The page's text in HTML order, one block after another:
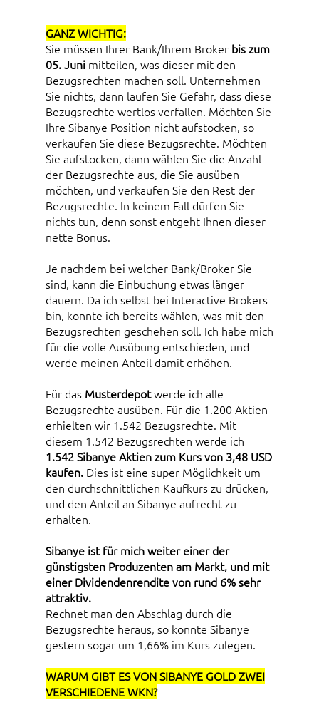
GANZ WICHTIG:
Sie müssen Ihrer Bank/Ihrem Broker bis zum
05. Juni mitteilen, was dieser mit den
Bezugsrechten machen soll. Unternehmen
Sie nichts, dann laufen Sie Gefahr, dass diese
Bezugsrechte wertlos verfallen. Möchten Sie
Ihre Sibanye Position nicht aufstocken, so
verkaufen Sie diese Bezugsrechte. Möchten
Sie aufstocken, dann wählen Sie die Anzahl
der Bezugsrechte aus, die Sie ausüben
möchten, und verkaufen Sie den Rest der
Bezugsrechte. In keinem Fall dürfen Sie
nichts tun, denn sonst entgeht Ihnen dieser
nette Bonus.
Je nachdem bei welcher Bank/Broker Sie
sind, kann die Einbuchung etwas länger
dauern. Da ich selbst bei Interactive Brokers
bin, konnte ich bereits wählen, was mit den
Bezugsrechten geschehen soll. Ich habe mich
für die volle Ausübung entschieden, und
werde meinen Anteil damit erhöhen.
Für das Musterdepotwerde ich alle
Bezugsrechte ausüben. Für die 1.200 Aktien
erhielten wir 1.542 Bezugsrechte. Mit
diesem 1.542 Bezugsrechten werde ich
1.542 Sibanye Aktien zum Kurs von 3,48 USD
kaufen. Dies ist eine super Möglichkeit um
den durchschnittlichen Kaufkurs zu drücken,
und den Anteil an Sibanye aufrecht zu
erhalten.
Sibanye ist für mich weiter einer der
günstigsten Produzenten am Markt, und mit
einerDividendenrendite von rund 6%sehr
attraktiv.
Rechnet man den Abschlag durch die
Bezugsrechte heraus, so konnte Sibanye
gestern sogar um 1,66% im Kurs zulegen.
WARUM GIBT ES VON SIBANYE GOLD ZWEI
VERSCHIEDENE WKN?